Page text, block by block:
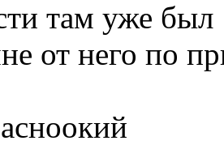
там уже
от него по